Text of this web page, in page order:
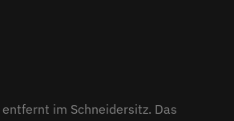
im Schneidersitz. Das